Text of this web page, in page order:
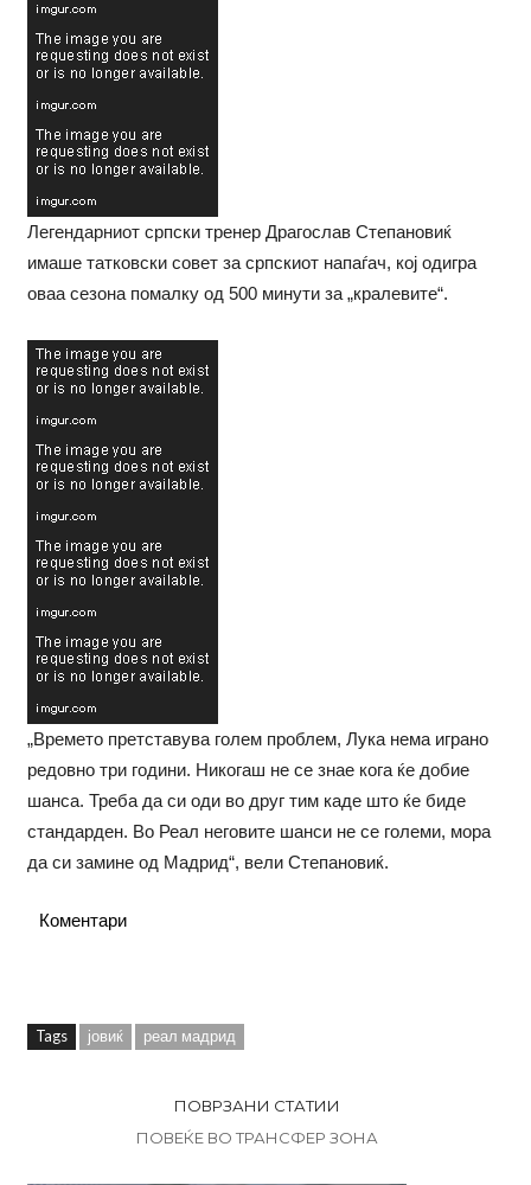
Легендарниот српски тренер Драгослав Степановиќ
имаше татковски совет за српскиот напаѓач, кој одигра
оваа сезона помалку од 500 минути за „кралевите“.
„Времето претставува голем проблем, Лука нема играно
редовно три години. Никогаш не се знае кога ќе добие
шанса. Треба да си оди во друг тим каде што ќе биде
стандарден. Во Реал неговите шанси не се големи, мора
да си замине од Мадрид“, вели Степановиќ.
Коментари
Tags јовиќ реал мадрид
ПОВРЗАНИ СТАТИИ
ПОВЕЌЕ ВО ТРАНСФЕР ЗОНА